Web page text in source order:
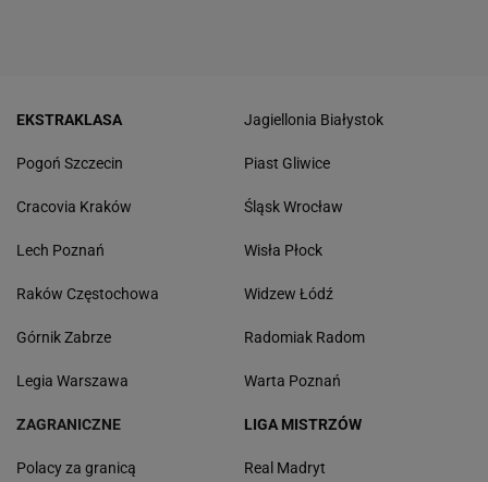
EKSTRAKLASA
Pogoń Szczecin
Cracovia Kraków
Lech Poznań
Raków Częstochowa
Górnik Zabrze
Legia Warszawa
Jagiellonia Białystok
Piast Gliwice
Śląsk Wrocław
Wisła Płock
Widzew Łódź
Radomiak Radom
Warta Poznań
ZAGRANICZNE
Polacy za granicą
LIGA MISTRZÓW
Real Madryt